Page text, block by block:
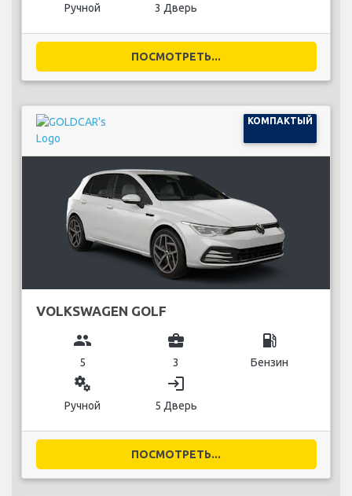
Ручной 3 Дверь
ПОСМОТРЕТЬ...
КОМПАКТЫЙ
VOLKSWAGEN GOLF
group
5
business_center
3
local_gas_station
Бензин
miscellaneous_services
Ручной
login
5 Дверь
ПОСМОТРЕТЬ...